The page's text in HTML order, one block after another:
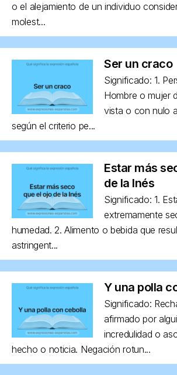
o el alejamiento de un individuo
molest...
Ser un craco
Significado: 1.
Hombre o mujer
vista o con nulo
según el criterio pe...
Estar más
de la Inés
Significado: 1.
extremamente
humedad. 2. Alimento o bebida que
astringent...
Y una polla
Significado:
afirmado por
incredulidad o
hecho o noticia. Negación rotun...